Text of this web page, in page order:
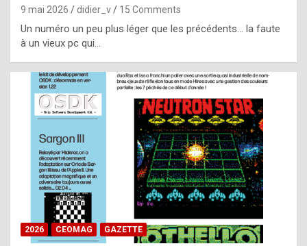
e
f
o
m
m
a
y
b
e
b
y
9 mai 2026 didier_v 15 Comments
Un numéro un peu plus léger que les précédents… la faute
à un vieux pc qui…
2026 CEOMAG GAZETTE